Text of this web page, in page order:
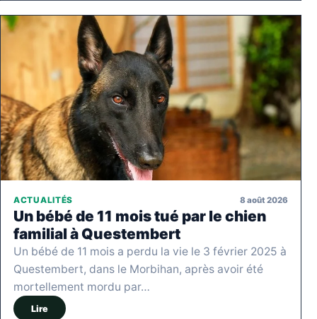
ACTUALITÉS 8 août 2026
Un bébé de 11 mois tué par le chien
familial à Questembert
Un bébé de 11 mois a perdu la vie le 3 février 2025 à
Questembert, dans le Morbihan, après avoir été
mortellement mordu par…
Lire